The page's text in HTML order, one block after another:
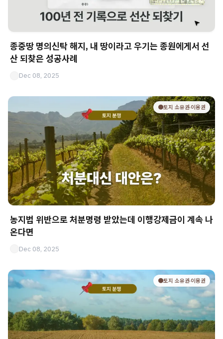
종중땅 명의신탁 해지, 내 땅이라고 우기는 종원에게서 선
산 되찾은 성공사례
Dec 08, 2025
🟤토지 소유권·이용권
농지법 위반으로 처분명령 받았는데 이행강제금이 계속 나
온다면
Dec 08, 2025
🟤토지 소유권·이용권